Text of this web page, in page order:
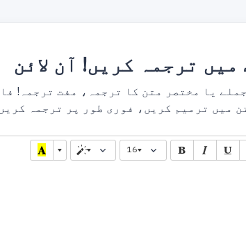
میں ترجمہ کریں! آن لائن
میں ترمیم کریں، فوری طور پر ترجمہ
16